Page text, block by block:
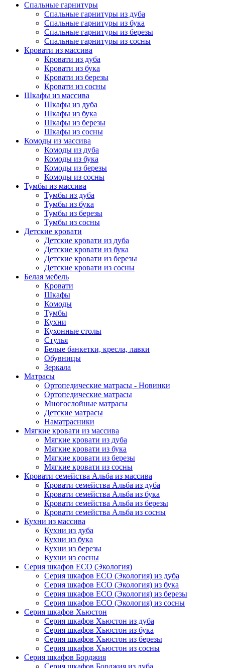
Спальные гарнитуры
Спальные гарнитуры из дуба
Спальные гарнитуры из бука
Спальные гарнитуры из березы
Спальные гарнитуры из сосны
Кровати из массива
Кровати из дуба
Кровати из бука
Кровати из березы
Кровати из сосны
Шкафы из массива
Шкафы из дуба
Шкафы из бука
Шкафы из березы
Шкафы из сосны
Комоды из массива
Комоды из дуба
Комоды из бука
Комоды из березы
Комоды из сосны
Тумбы из массива
Тумбы из дуба
Тумбы из бука
Тумбы из березы
Тумбы из сосны
Детские кровати
Детские кровати из дуба
Детские кровати из бука
Детские кровати из березы
Детские кровати из сосны
Белая мебель
Кровати
Шкафы
Комоды
Тумбы
Кухни
Кухонные столы
Стулья
Белые банкетки, кресла, лавки
Обувницы
Зеркала
Матрасы
Ортопедические матрасы - Новинки
Ортопедические матрасы
Многослойные матрасы
Детские матрасы
Наматрасники
Мягкие кровати из массива
Мягкие кровати из дуба
Мягкие кровати из бука
Мягкие кровати из березы
Мягкие кровати из сосны
Кровати семейства Альба из массива
Кровати семейства Альба из дуба
Кровати семейства Альба из бука
Кровати семейства Альба из березы
Кровати семейства Альба из сосны
Кухни из массива
Кухни из дуба
Кухни из бука
Кухни из березы
Кухни из сосны
Серия шкафов ECO (Экология)
Серия шкафов ECO (Экология) из дуба
Серия шкафов ECO (Экология) из бука
Серия шкафов ECO (Экология) из березы
Серия шкафов ECO (Экология) из сосны
Серия шкафов Хьюстон
Серия шкафов Хьюстон из дуба
Серия шкафов Хьюстон из бука
Серия шкафов Хьюстон из березы
Серия шкафов Хьюстон из сосны
Серия шкафов Борджия
Серия шкафов Борджия из дуба